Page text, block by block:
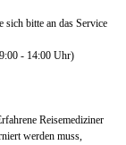
sich bitte an das Service
- 14:00 Uhr)
Reisemediziner
werden muss,